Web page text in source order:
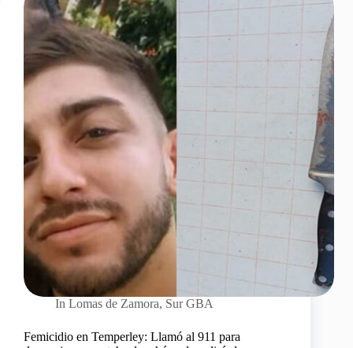
In Lomas de Zamora, Sur GBA
Femicidio en Temperley: Llamó al 911 para